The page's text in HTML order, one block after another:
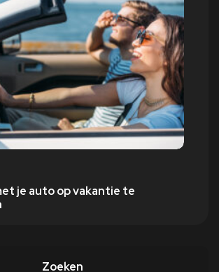
je auto op vakantie te
Zoeken